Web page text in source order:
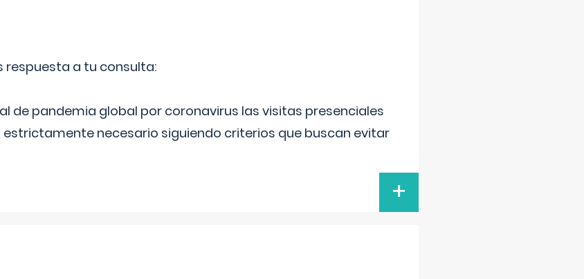
respuesta a tu consulta:
de pandemia global por coronavirus las visitas presenciales
estrictamente necesario siguiendo criterios que buscan evitar
+